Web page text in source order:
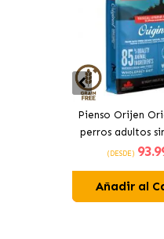
Pienso Orijen
perros adultos
de
(DESDE) 93
Añadir al